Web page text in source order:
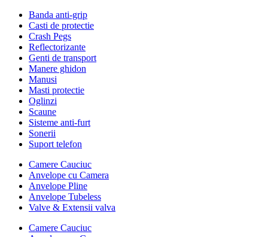
Banda anti-grip
Casti de protectie
Crash Pegs
Reflectorizante
Genti de transport
Manere ghidon
Manusi
Masti protectie
Oglinzi
Scaune
Sisteme anti-furt
Sonerii
Suport telefon
Camere Cauciuc
Anvelope cu Camera
Anvelope Pline
Anvelope Tubeless
Valve & Extensii valva
Camere Cauciuc